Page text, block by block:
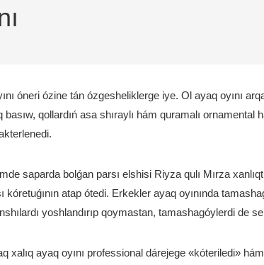
óneri ózine tán ózgesheliklerge iye. Ol ayaq oyını
qollardıń asa shıraylı hám quramalı ornamental
saparda bolǵan parsı elshisi Riyza qulı Mırza
kóretuǵının atap ótedi. Erkekler ayaq oyınında
yoshlandırıp qoymastan, tamashagóylerdi de
xalıq ayaq oyını professional dárejege «kóteriledi»